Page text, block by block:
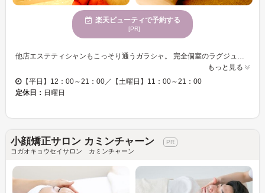
楽天ビューティで予約する
[PR]
他店エステティシャンもこっそり通うガラシャ。 完全個室のラグジュアリーな空間で感じる、圧倒的技術！最も痩せにくい脚で結果を出すサロンだから、全身減量も大得意！ ほとんどの方が脚スリムと同時に全身スッキリを感じていただいてます☆ まずは体験から実感してください！！
もっと見る
【平日】12：00～21：00／【土曜日】11：00～21：00
定休日： 日曜日
小顔矯正サロン カミンチャーン
コガオキョウセイサロン カミンチャーン